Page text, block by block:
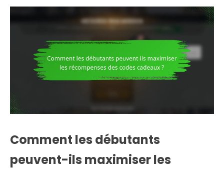
Comment les débutants
peuvent-ils maximiser les